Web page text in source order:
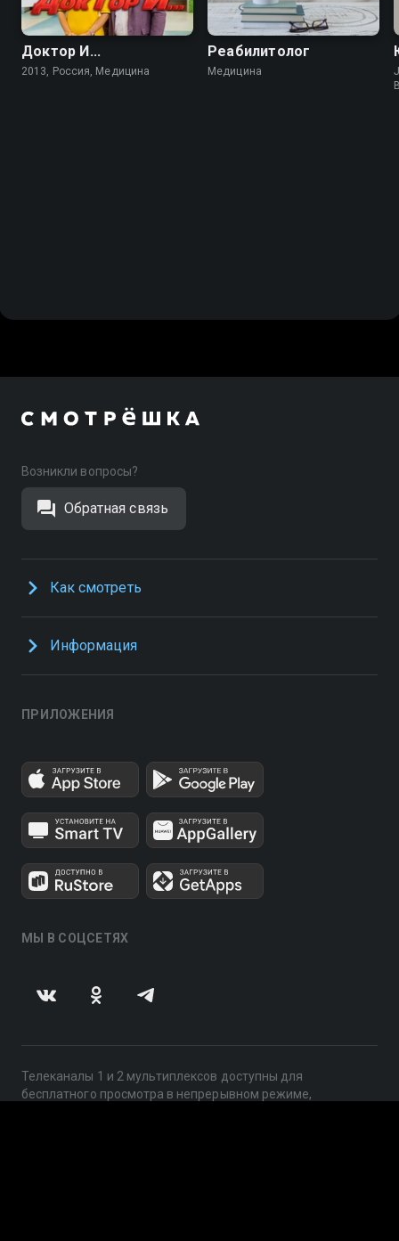
Доктор И...
2013, Россия, Медицина
Реабилитолог
Медицина
Возникли вопросы?
Обратная связь
Как смотреть
Информация
ПРИЛОЖЕНИЯ
МЫ В СОЦСЕТЯХ
Телеканалы 1 и 2 мультиплексов доступны для
бесплатного просмотра в непрерывном режиме,